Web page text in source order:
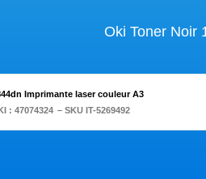
Oki Toner Noir
Imprimante laser couleur A3
: 47074324 – SKU IT-5269492